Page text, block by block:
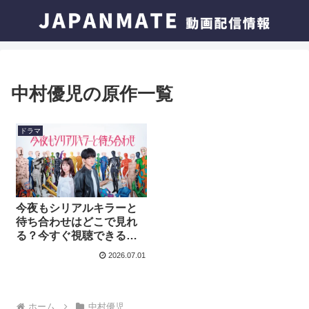
中村優児の原作一覧
ドラマ
今夜もシリアルキラーと
待ち合わせはどこで見れ
る？今すぐ視聴できる動
画配信サービスを紹介！
2026.07.01
ホーム 中村優児